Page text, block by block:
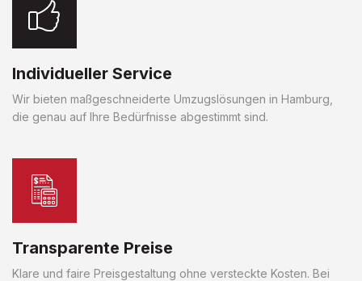
Individueller Service
Wir bieten maßgeschneiderte Umzugslösungen in Hamburg,
die genau auf Ihre Bedürfnisse abgestimmt sind.
Transparente Preise
Klare und faire Preisgestaltung ohne versteckte Kosten. Bei